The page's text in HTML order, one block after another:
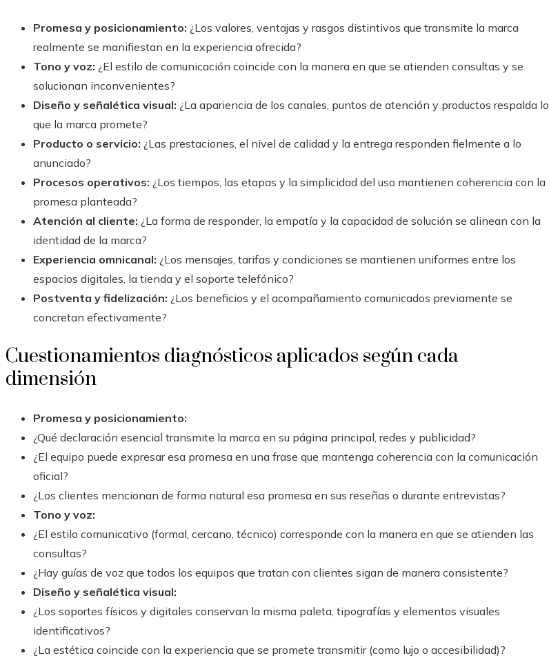
Promesa y posicionamiento: ¿Los valores, ventajas y rasgos distintivos que transmite la marca
realmente se manifiestan en la experiencia ofrecida?
Tono y voz: ¿El estilo de comunicación coincide con la manera en que se atienden consultas y se
solucionan inconvenientes?
Diseño y señalética visual: ¿La apariencia de los canales, puntos de atención y productos respalda lo
que la marca promete?
Producto o servicio: ¿Las prestaciones, el nivel de calidad y la entrega responden fielmente a lo
anunciado?
Procesos operativos: ¿Los tiempos, las etapas y la simplicidad del uso mantienen coherencia con la
promesa planteada?
Atención al cliente: ¿La forma de responder, la empatía y la capacidad de solución se alinean con la
identidad de la marca?
Experiencia omnicanal: ¿Los mensajes, tarifas y condiciones se mantienen uniformes entre los
espacios digitales, la tienda y el soporte telefónico?
Postventa y fidelización: ¿Los beneficios y el acompañamiento comunicados previamente se
concretan efectivamente?
Cuestionamientos diagnósticos aplicados según cada
dimensión
Promesa y posicionamiento:
¿Qué declaración esencial transmite la marca en su página principal, redes y publicidad?
¿El equipo puede expresar esa promesa en una frase que mantenga coherencia con la comunicación
oficial?
¿Los clientes mencionan de forma natural esa promesa en sus reseñas o durante entrevistas?
Tono y voz:
¿El estilo comunicativo (formal, cercano, técnico) corresponde con la manera en que se atienden las
consultas?
¿Hay guías de voz que todos los equipos que tratan con clientes sigan de manera consistente?
Diseño y señalética visual:
¿Los soportes físicos y digitales conservan la misma paleta, tipografías y elementos visuales
identificativos?
¿La estética coincide con la experiencia que se promete transmitir (como lujo o accesibilidad)?